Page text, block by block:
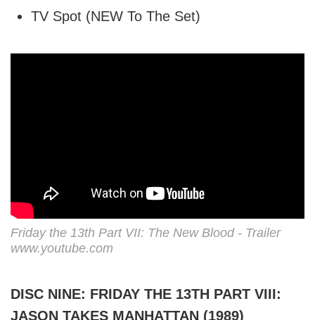
TV Spot (NEW To The Set)
Friday the 13th Part VII: The New Blood - Trailer
www.youtube.com
DISC NINE: FRIDAY THE 13TH PART VIII:
JASON TAKES MANHATTAN (1989)